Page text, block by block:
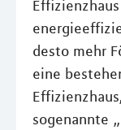
desto mehr
eine
sogenannte